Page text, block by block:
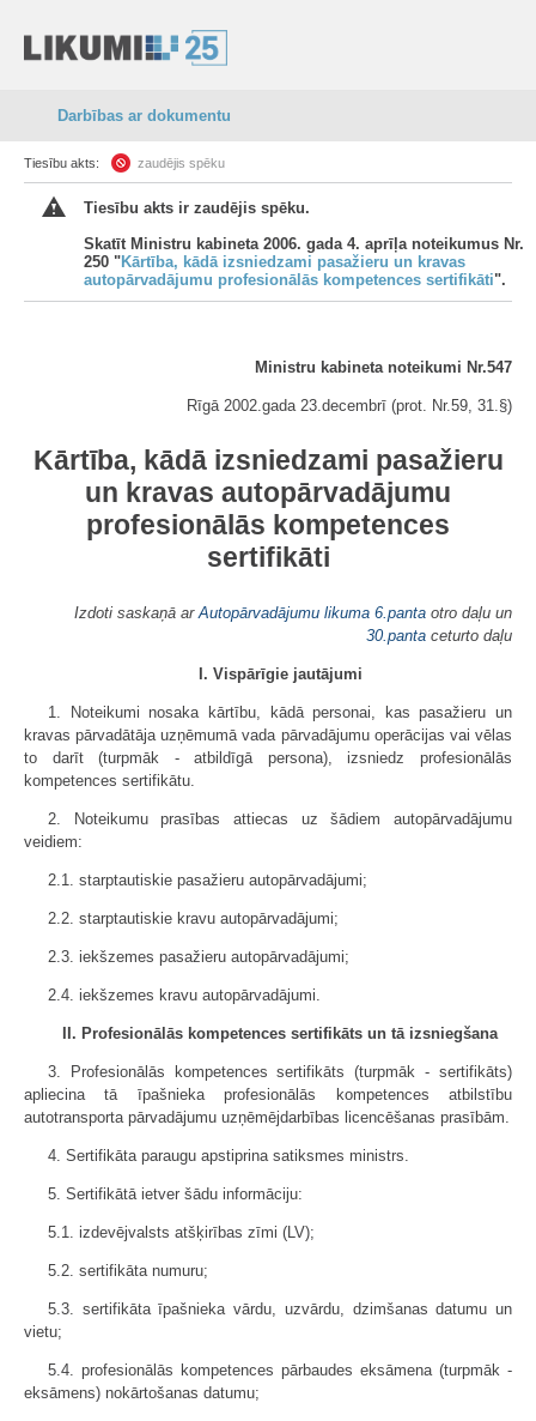
Darbības ar dokumentu
Tiesību akts: zaudējis spēku
Tiesību akts ir zaudējis spēku.
Skatīt Ministru kabineta 2006. gada 4. aprīļa noteikumus Nr.
250 "Kārtība, kādā izsniedzami pasažieru un kravas
autopārvadājumu profesionālās kompetences sertifikāti".
Ministru kabineta noteikumi Nr.547
Rīgā 2002.gada 23.decembrī (prot. Nr.59, 31.§)
Kārtība, kādā izsniedzami pasažieru
un kravas autopārvadājumu
profesionālās kompetences
sertifikāti
Izdoti saskaņā arAutopārvadājumu likuma 6.panta otro daļu un
30.panta ceturto daļu
I. Vispārīgie jautājumi
1. Noteikumi nosaka kārtību, kādā personai, kas pasažieru un
kravas pārvadātāja uzņēmumā vada pārvadājumu operācijas vai vēlas
to darīt (turpmāk - atbildīgā persona), izsniedz profesionālās
kompetences sertifikātu.
2. Noteikumu prasības attiecas uz šādiem autopārvadājumu
veidiem:
2.1. starptautiskie pasažieru autopārvadājumi;
2.2. starptautiskie kravu autopārvadājumi;
2.3. iekšzemes pasažieru autopārvadājumi;
2.4. iekšzemes kravu autopārvadājumi.
II. Profesionālās kompetences sertifikāts un tā izsniegšana
3. Profesionālās kompetences sertifikāts (turpmāk - sertifikāts)
apliecina tā īpašnieka profesionālās kompetences atbilstību
autotransporta pārvadājumu uzņēmējdarbības licencēšanas prasībām.
4. Sertifikāta paraugu apstiprina satiksmes ministrs.
5. Sertifikātā ietver šādu informāciju:
5.1. izdevējvalsts atšķirības zīmi (LV);
5.2. sertifikāta numuru;
5.3. sertifikāta īpašnieka vārdu, uzvārdu, dzimšanas datumu un
vietu;
5.4. profesionālās kompetences pārbaudes eksāmena (turpmāk -
eksāmens) nokārtošanas datumu;